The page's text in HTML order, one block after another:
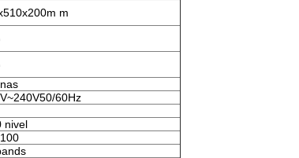
m
60Hz
nivel